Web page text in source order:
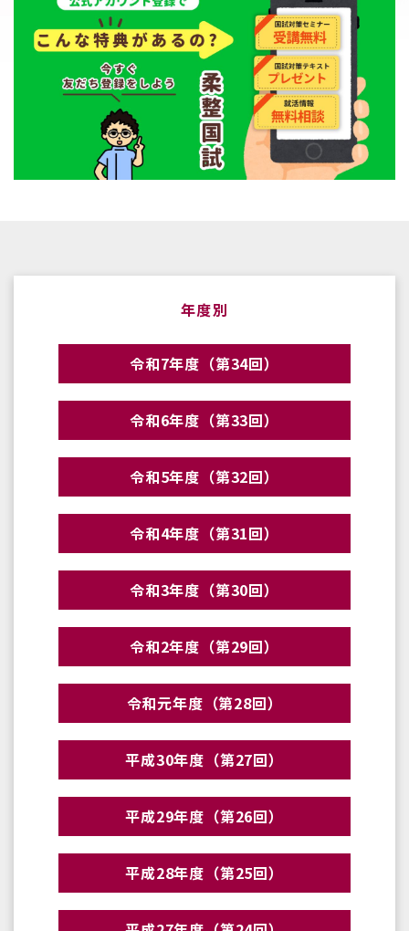
年度別
令和7年度（第34回）
令和6年度（第33回）
令和5年度（第32回）
令和4年度（第31回）
令和3年度（第30回）
令和2年度（第29回）
令和元年度（第28回）
平成30年度（第27回）
平成29年度（第26回）
平成28年度（第25回）